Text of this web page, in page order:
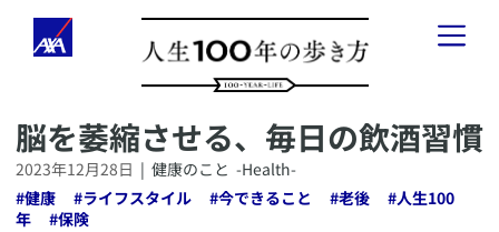
「人生100年の歩き方」とは
健康のこと-Health -
​脳を萎縮させる、毎日の飲酒習慣
2023年12月28日 | 健康のこと -Health-
#健康 #ライフスタイル #今できること #老後 #人生100
年
#保険